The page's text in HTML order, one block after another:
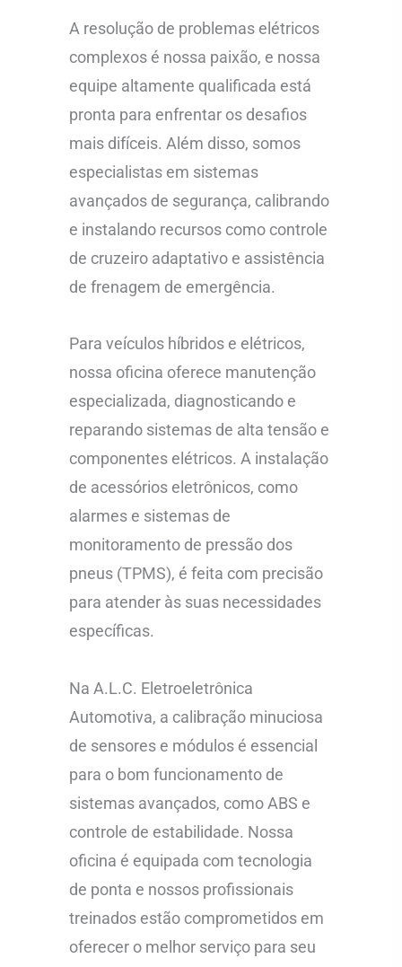
A resolução de problemas elétricos
complexos é nossa paixão, e nossa
equipe altamente qualificada está
pronta para enfrentar os desafios
mais difíceis. Além disso, somos
especialistas em sistemas
avançados de segurança, calibrando
e instalando recursos como controle
de cruzeiro adaptativo e assistência
de frenagem de emergência.
Para veículos híbridos e elétricos,
nossa oficina oferece manutenção
especializada, diagnosticando e
reparando sistemas de alta tensão e
componentes elétricos. A instalação
de acessórios eletrônicos, como
alarmes e sistemas de
monitoramento de pressão dos
pneus (TPMS), é feita com precisão
para atender às suas necessidades
específicas.
Na A.L.C. Eletroeletrônica
Automotiva, a calibração minuciosa
de sensores e módulos é essencial
para o bom funcionamento de
sistemas avançados, como ABS e
controle de estabilidade. Nossa
oficina é equipada com tecnologia
de ponta e nossos profissionais
treinados estão comprometidos em
oferecer o melhor serviço para seu